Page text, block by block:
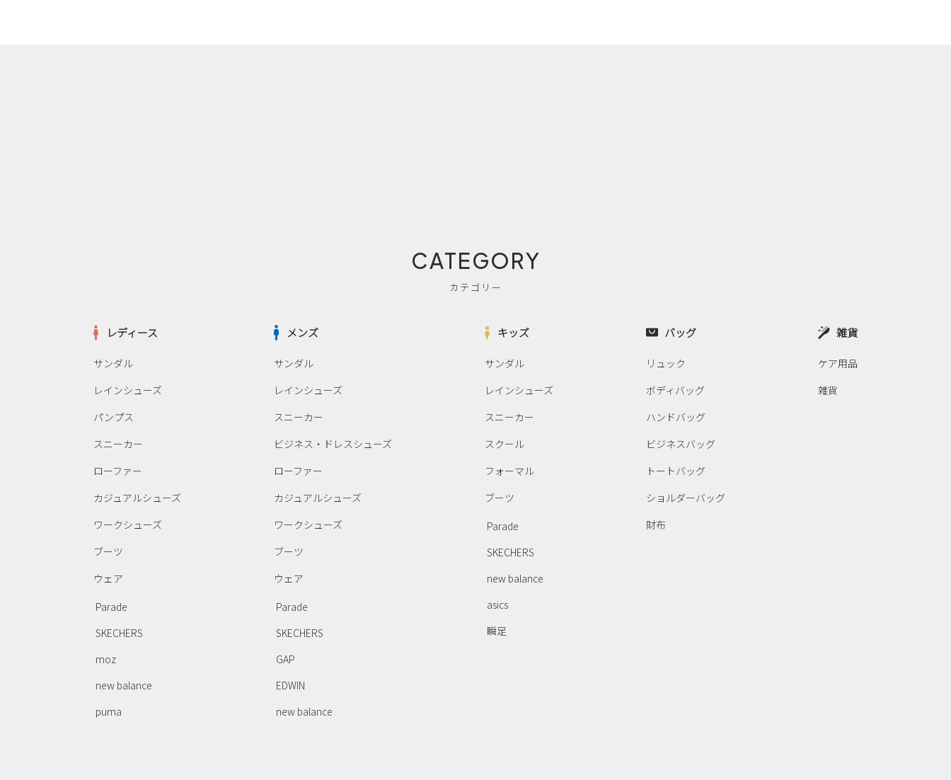
CATEGORY
カテゴリー
レディース
サンダル
レインシューズ
パンプス
スニーカー
ローファー
カジュアルシューズ
ワークシューズ
ブーツ
ウェア
Parade
SKECHERS
moz
new balance
puma
メンズ
サンダル
レインシューズ
スニーカー
ビジネス・ドレスシューズ
ローファー
カジュアルシューズ
ワークシューズ
ブーツ
ウェア
Parade
SKECHERS
GAP
EDWIN
new balance
キッズ
サンダル
レインシューズ
スニーカー
スクール
フォーマル
ブーツ
Parade
SKECHERS
new balance
asics
瞬足
バッグ
リュック
ボディバッグ
ハンドバッグ
ビジネスバッグ
トートバッグ
ショルダーバッグ
財布
雑貨
ケア用品
雑貨